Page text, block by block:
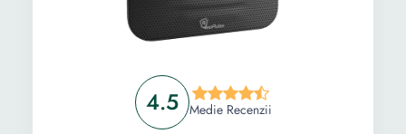
4.5 Medie Recenzii